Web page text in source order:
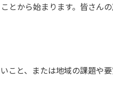
とから始まります。皆さん
こと、または地域の課題や